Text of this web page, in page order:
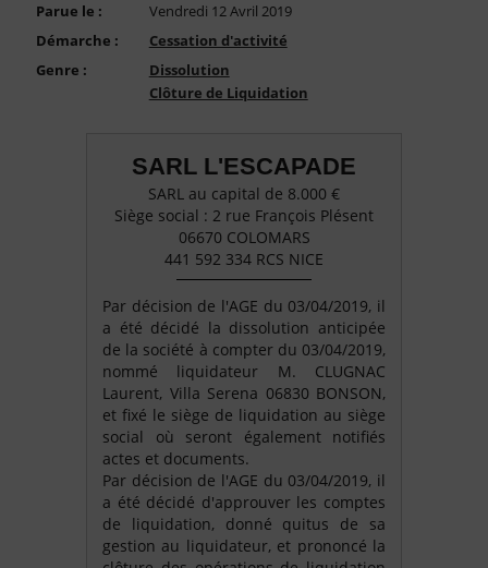
Parue le :
Vendredi 12 Avril 2019
Démarche :
Cessation d'activité
Genre :
Dissolution
Clôture de Liquidation
SARL L'ESCAPADE
SARL au capital de 8.000 €
Siège social : 2 rue François Plésent
06670 COLOMARS
441 592 334 RCS NICE
Par décision de l'AGE du 03/04/2019, il
a été décidé la dissolution anticipée
de la société à compter du 03/04/2019,
nommé liquidateur M. CLUGNAC
Laurent, Villa Serena 06830 BONSON,
et fixé le siège de liquidation au siège
social où seront également notifiés
actes et documents.
Par décision de l'AGE du 03/04/2019, il
a été décidé d'approuver les comptes
de liquidation, donné quitus de sa
gestion au liquidateur, et prononcé la